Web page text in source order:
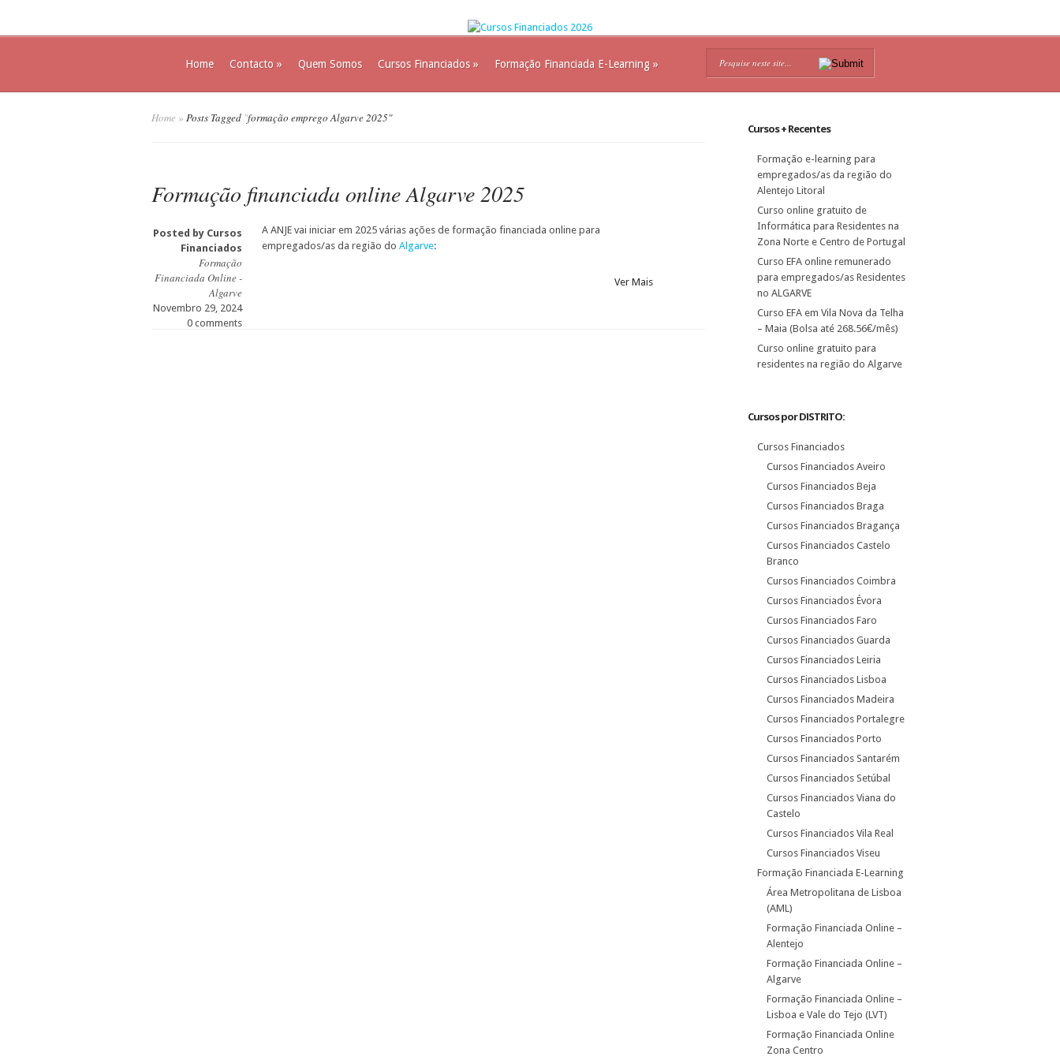
Home Contacto » Quem Somos Cursos Financiados» Formação Financiada E-Learning »
Home » Posts Tagged "formação emprego Algarve 2025"
Formação financiada online Algarve 2025
Posted by Cursos
Financiados
Formação
Financiada Online -
Algarve
Novembro 29, 2024
0 comments
A ANJE vai iniciar em 2025 várias ações de formação financiada online para
empregados/as da região do Algarve:
Ver Mais
Cursos + Recentes
Formação e-learning para
empregados/as da região do
Alentejo Litoral
Curso online gratuito de
Informática para Residentes na
Zona Norte e Centro de Portugal
Curso EFA online remunerado
para empregados/as Residentes
no ALGARVE
Curso EFA em Vila Nova da Telha
– Maia (Bolsa até 268.56€/mês)
Curso online gratuito para
residentes na região do Algarve
Cursos por DISTRITO:
Cursos Financiados
Cursos Financiados Aveiro
Cursos Financiados Beja
Cursos Financiados Braga
Cursos Financiados Bragança
Cursos Financiados Castelo
Branco
Cursos Financiados Coimbra
Cursos Financiados Évora
Cursos Financiados Faro
Cursos Financiados Guarda
Cursos Financiados Leiria
Cursos Financiados Lisboa
Cursos Financiados Madeira
Cursos Financiados Portalegre
Cursos Financiados Porto
Cursos Financiados Santarém
Cursos Financiados Setúbal
Cursos Financiados Viana do
Castelo
Cursos Financiados Vila Real
Cursos Financiados Viseu
Formação Financiada E-Learning
Área Metropolitana de Lisboa
(AML)
Formação Financiada Online –
Alentejo
Formação Financiada Online –
Algarve
Formação Financiada Online –
Lisboa e Vale do Tejo (LVT)
Formação Financiada Online
Zona Centro